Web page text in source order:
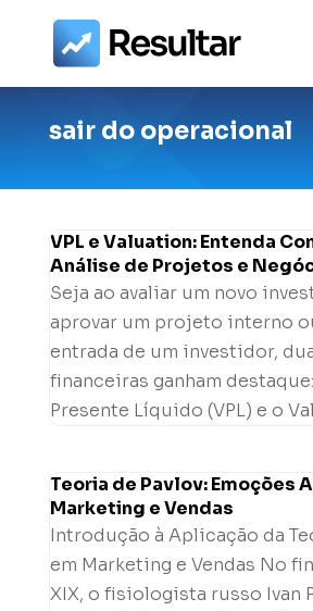
sair do operacional
VPL e Valuation: Entenda
Análise de Projetos e
Seja ao avaliar um novo
aprovar um projeto interno
entrada de um investidor,
financeiras ganham
Presente Líquido (VPL) e o
Teoria de Pavlov: Emoções
Marketing e Vendas
Introdução à Aplicação da
em Marketing e Vendas No
XIX, o fisiologista russo Ivan